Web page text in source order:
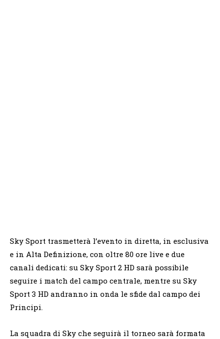
Sky Sport trasmetterà l’evento in diretta, in esclusiva
e in Alta Definizione, con oltre 80 ore live e due
canali dedicati: su Sky Sport 2 HD sarà possibile
seguire i match del campo centrale, mentre su Sky
Sport 3 HD andranno in onda le sfide dal campo dei
Principi.
La squadra di Sky che seguirà il torneo sarà formata